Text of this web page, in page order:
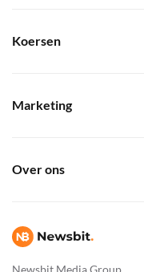
Newsbit Media Group
Koersen
Marketing
Over ons